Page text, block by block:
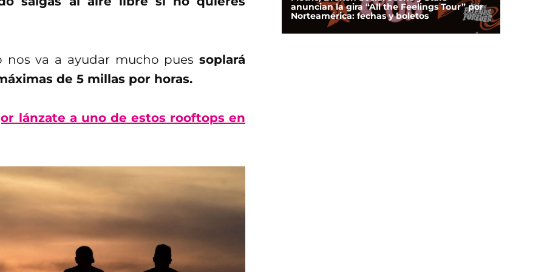
nos va a ayudar mucho pues soplará
de 5 millas por horas.
lánzate a uno de estos rooftops en
anuncian la gira “All the Feelings Tour” por
Norteamérica: fechas y boletos